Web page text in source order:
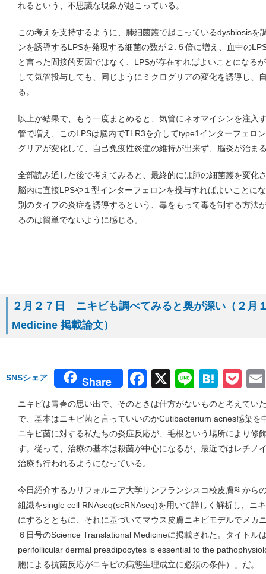
れるという、不思議な現象が起こっている。
この考えを支持するように、肺細菌叢で起こっているdysbiosisを
ンを誘導するLPSを発現する細菌の数が２.５倍に増え、血中の
と言った間接的要因ではなく、LPSが存在すればよいことになる
して気管投与しても、同じようにミクログリアの変化を誘導し、
る。
以上が結果で、もう一度まとめると、気管にネオマイシンを注入
管で増え、このLPSは脳内でTLR3を介してtype1インターフェロ
グリアが変化して、自己免疫性炎症の維持が出来ず、脳炎が治ま
全部読み通した後で考えてみると、最終的には肺の細菌叢を変化
脳内に直接LPSや１型インターフェロンを投与すればよいことに
別のタイプの炎症を誘導するという、毒をもって毒を制する方法
るのは簡単でないように感じる。
２月２７日 ニキビも調べてみると奥が深い（２月
Medicine 掲載論文）
SNSシェア Share Facebook
X Line
ニキビは青春の思い出で、そのときは仕方がないものと考えてい
で、基本はニキビ菌と言っていいのかCutibacterium acnes感染を
ニキビ菌に対する私たちの炎症反応が、毛根という場所により修
す。従って、治療の基本は殺菌が中心になるが、最近ではレチノ
治療も行われるようになっている。
今日紹介するカリフォルニア大学サンフランシスコ校皮膚科から
組織をsingle cell RNAseq(scRNAseq)を用いて詳しく解析し、ニ
にするとともに、それに基づいてマウス皮膚ニキビモデルでメカ
６日号のScience Translational Medicineに掲載された。タイトル
perifollicular dermal preadipocytes is essential to the
胞による抗菌反応がニキビの病態生理成立に必須の条件）」だ。